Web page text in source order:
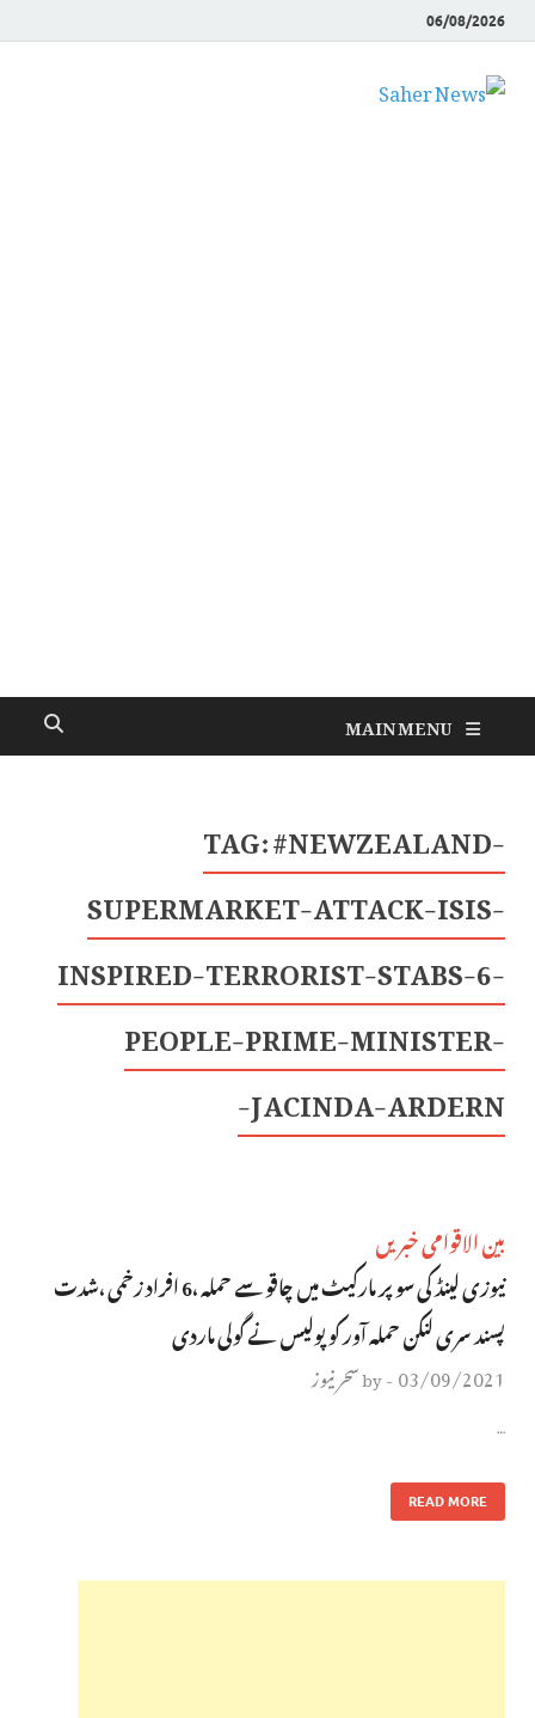
06/08/2026
MAIN MENU
TAG:#NEWZEALAND-
SUPERMARKET-ATTACK-ISIS-
INSPIRED-TERRORIST-STABS-6-
PEOPLE-PRIME-MINISTER-
JACINDA-ARDERN-
بین الاقوامی خبریں
نیوزی لینڈ کی سوپر مارکیٹ میں چاقو سے حملہ ،6 افراد زخمی ،شدت
پسند سری لنکن حملہ آور کو پولیس نے گولی ماردی
03/09/2021
-
byسحر نیوز
…
READ MORE